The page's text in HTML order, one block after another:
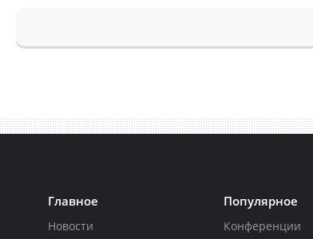
Главное
Новости
Популярное
Конференции